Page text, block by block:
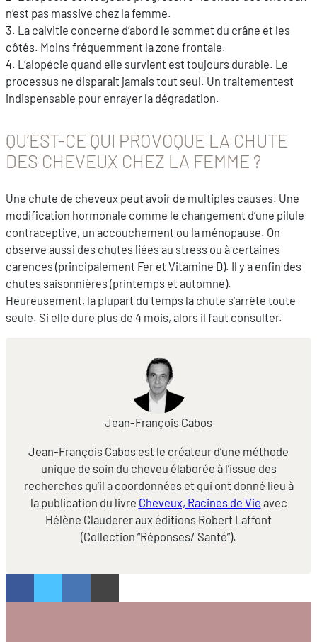
n’est pas massive chez la femme.
3. La calvitie concerne d’abord le sommet du crâne et les
côtés. Moins fréquemment la zone frontale.
4. L’alopécie quand elle survient est toujours durable. Le
processus ne disparait jamais tout seul. Un traitementest
indispensable pour enrayer la dégradation.
QU’EST-CE QUI PROVOQUE LA CHUTE
DES CHEVEUX CHEZ LA FEMME ?
Une chute de cheveux peut avoir de multiples causes. Une
modification hormonale comme le changement d’une pilule
contraceptive, un accouchement ou la ménopause. On
observe aussi des chutes liées au stress ou à certaines
carences (principalement Fer et Vitamine D). Il y a enfin des
chutes saisonnières (printemps et automne).
Heureusement, la plupart du temps la chute s’arrête toute
seule. Si elle dure plus de 4 mois, alors il faut consulter.
Jean-François Cabos
Jean-François Cabos est le créateur d’une méthode
unique de soin du cheveu élaborée à l’issue des
recherches qu’il a coordonnées et qui ont donné lieu à
la publication du livre Cheveux, Racines de Vie avec
Hélène Clauderer aux éditions Robert Laffont
(Collection “Réponses/ Santé”).